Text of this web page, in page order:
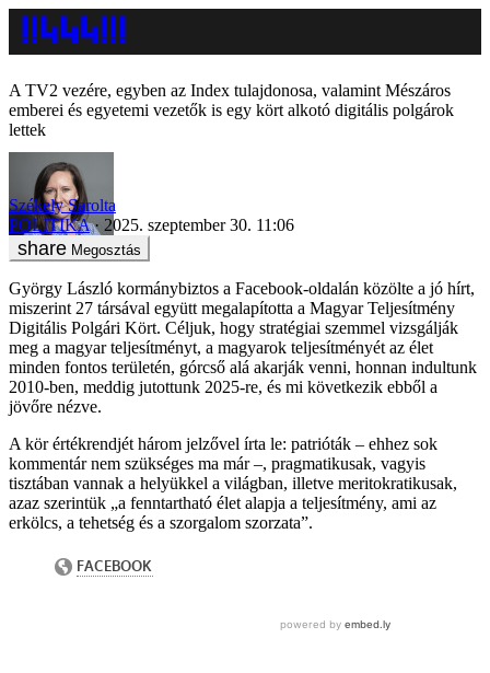
A TV2 vezére, egyben az Index tulajdonosa, valamint Mészáros
emberei és egyetemi vezetők is egy kört alkotó digitális polgárok
lettek
Székely Sarolta
POLITIKA
2025. szeptember 30. 11:06
Megosztás
György László kormánybiztos a Facebook-oldalán közölte a jó hírt,
miszerint 27 társával együtt megalapította a Magyar Teljesítmény
Digitális Polgári Kört. Céljuk, hogy stratégiai szemmel vizsgálják
meg a magyar teljesítményt, a magyarok teljesítményét az élet
minden fontos területén, górcső alá akarják venni, honnan indultunk
2010-ben, meddig jutottunk 2025-re, és mi következik ebből a
jövőre nézve.
A kör értékrendjét három jelzővel írta le: patrióták – ehhez sok
kommentár nem szükséges ma már –, pragmatikusak, vagyis
tisztában vannak a helyükkel a világban, illetve meritokratikusak,
azaz szerintük „a fenntartható élet alapja a teljesítmény, ami az
erkölcs, a tehetség és a szorgalom szorzata”.